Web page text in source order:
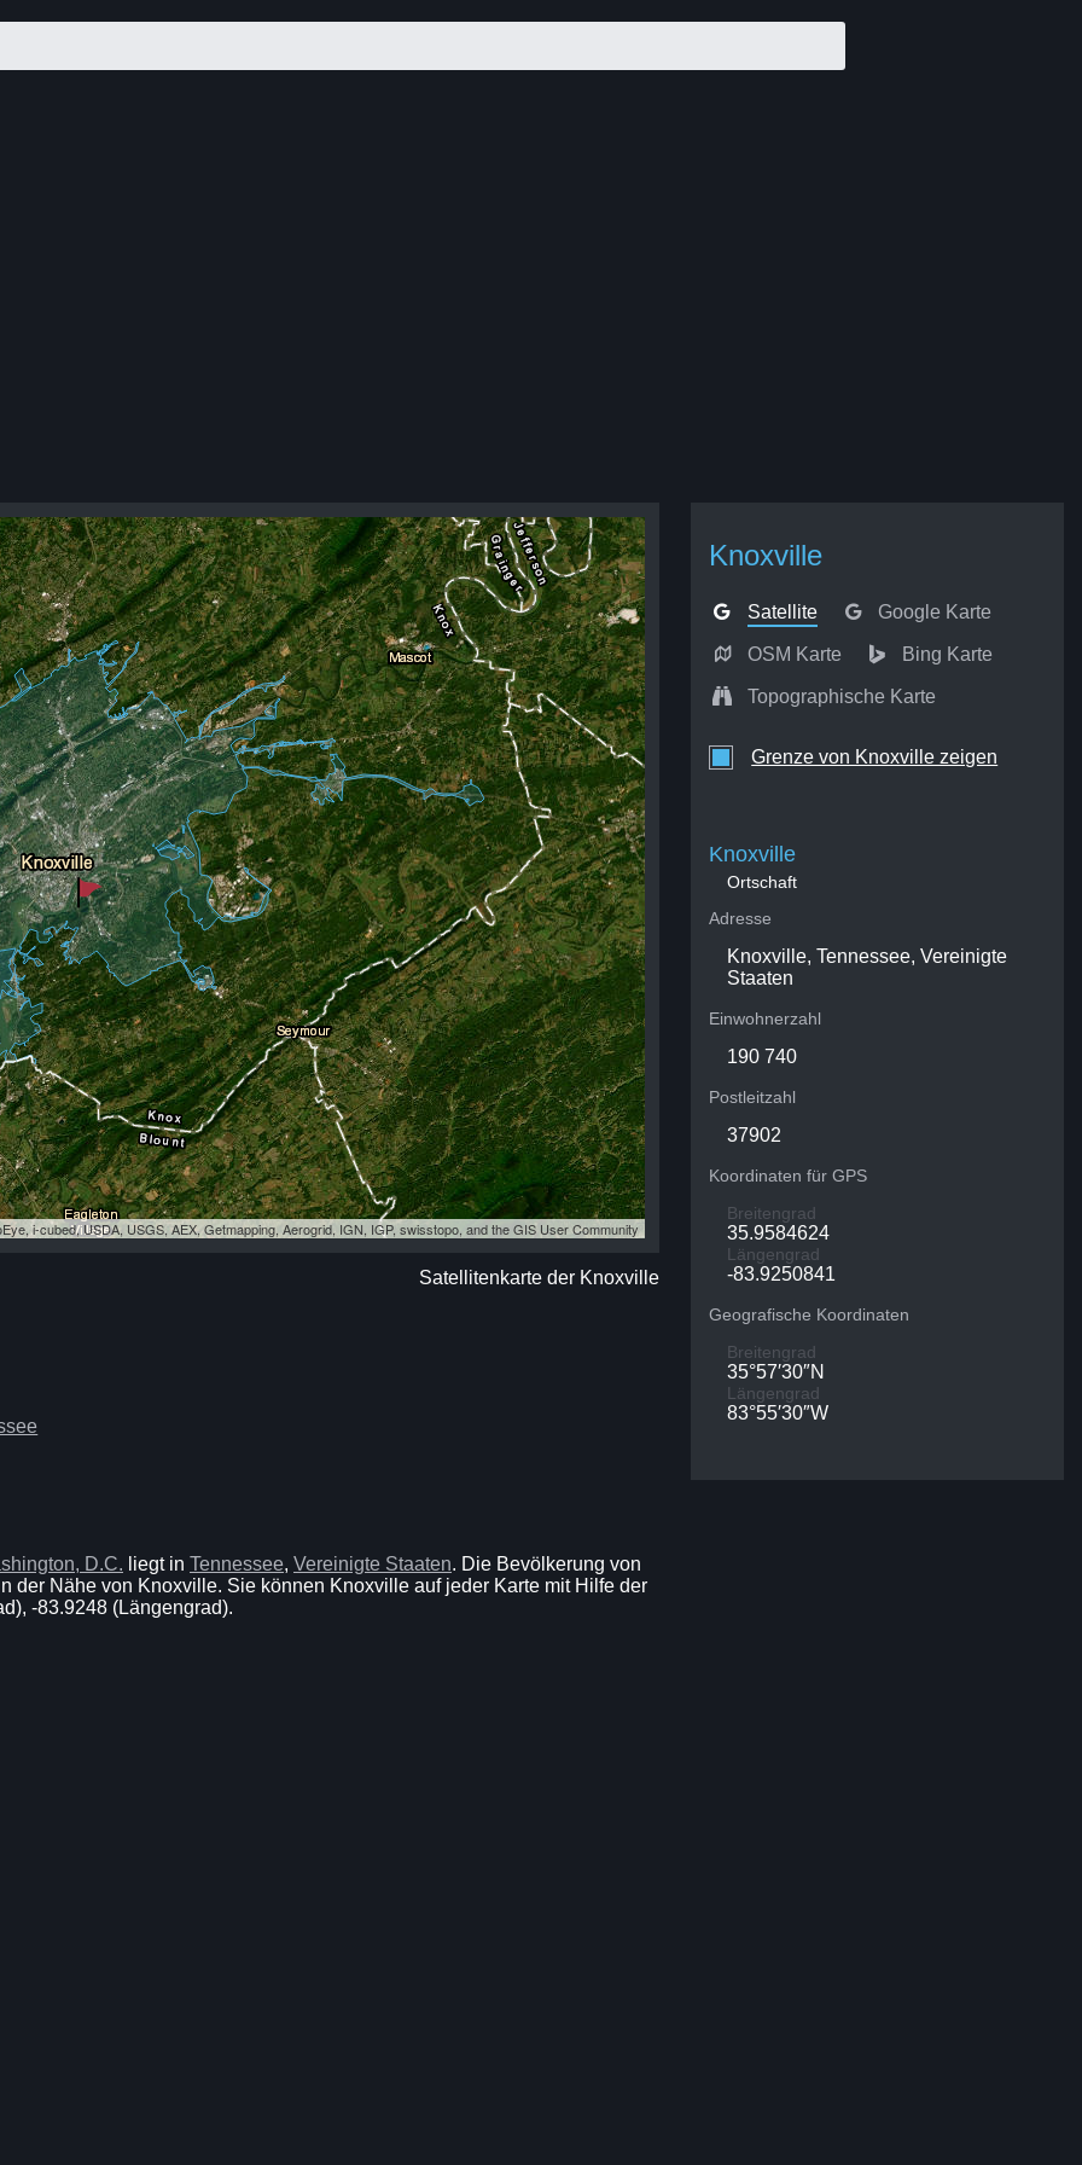
Knoxville
Satellite Google Karte
OSM Karte Bing Karte
Topographische Karte
Grenze von Knoxville zeigen
i-cubed, USDA, USGS, AEX, Getmapping, Aerogrid, IGN, IGP, swisstopo, and the GIS User Community
Satellitenkarte der Knoxville
Knoxville
Ortschaft
Adresse
Knoxville, Tennessee, Vereinigte
Staaten
Einwohnerzahl
190 740
Postleitzahl
37902
Koordinaten für GPS
Breitengrad
35.9584624
Längengrad
-83.9250841
Geografische Koordinaten
Breitengrad
35°57′30″N
Längengrad
83°55′30″W
D.C. liegt in Tennessee, Vereinigte Staaten. Die Bevölkerung von
der Nähe von Knoxville. Sie können Knoxville auf jeder Karte mit Hilfe der
-83.9248 (Längengrad).